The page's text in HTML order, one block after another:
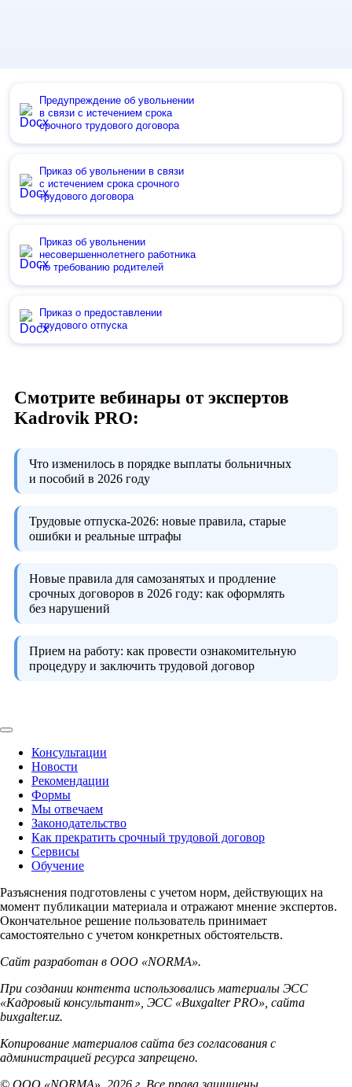
Предупреждение об увольнении
в связи с истечением срока
срочного трудового договора
Приказ об увольнении в связи
с истечением срока срочного
трудового договора
Приказ об увольнении
несовершеннолетнего работника
по требованию родителей
Приказ о предоставлении
трудового отпуска
Смотрите вебинары от экспертов
Kadrovik PRO:
Что изменилось в порядке выплаты больничных
и пособий в 2026 году
Трудовые отпуска-2026: новые правила, старые
ошибки и реальные штрафы
Новые правила для самозанятых и продление
срочных договоров в 2026 году: как оформлять
без нарушений
Прием на работу: как провести ознакомительную
процедуру и заключить трудовой договор
Консультации
Новости
Рекомендации
Формы
Мы отвечаем
Законодательство
Как прекратить срочный трудовой договор
Сервисы
Обучение
Разъяснения подготовлены с учетом норм, действующих на
момент публикации материала и отражают мнение экспертов.
Окончательное решение пользователь принимает
самостоятельно с учетом конкретных обстоятельств.
Сайт разработан в ООО «NORMA».
При создании контента использовались материалы ЭСС
«Кадровый консультант», ЭСС «Buxgalter PRO», сайта
buxgalter.uz.
Копирование материалов сайта без согласования с
администрацией ресурса запрещено.
© ООО «NORMA», 2026 г. Все права защищены.